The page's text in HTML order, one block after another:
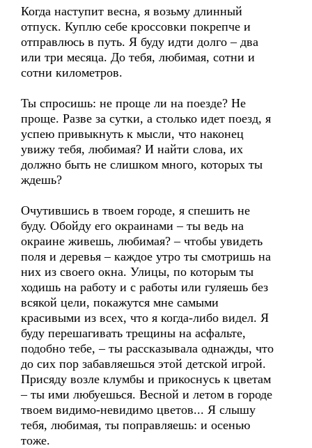
Когда наступит весна, я возьму длинный
отпуск. Куплю себе кроссовки покрепче и
отправлюсь в путь. Я буду идти долго – два
или три месяца. До тебя, любимая, сотни и
сотни километров.
Ты спросишь: не проще ли на поезде? Не
проще. Разве за сутки, а столько идет поезд, я
успею привыкнуть к мысли, что наконец
увижу тебя, любимая? И найти слова, их
должно быть не слишком много, которых ты
ждешь?
Очутившись в твоем городе, я спешить не
буду. Обойду его окраинами – ты ведь на
окраине живешь, любимая? – чтобы увидеть
поля и деревья – каждое утро ты смотришь на
них из своего окна. Улицы, по которым ты
ходишь на работу и с работы или гуляешь без
всякой цели, покажутся мне самыми
красивыми из всех, что я когда-либо видел. Я
буду перешагивать трещины на асфальте,
подобно тебе, – ты рассказывала однажды, что
до сих пор забавляешься этой детской игрой.
Присяду возле клумбы и прикоснусь к цветам
– ты ими любуешься. Весной и летом в городе
твоем видимо-невидимо цветов... Я слышу
тебя, любимая, ты поправляешь: и осенью
тоже.